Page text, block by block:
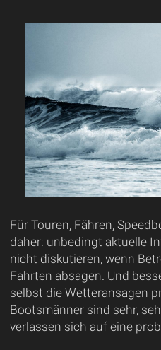
Für Touren, Fähren,
daher: unbedingt aktuelle
nicht diskutieren, wenn
Fahrten absagen. Und
selbst die Wetteransagen
Bootsmänner sind sehr,
verlassen sich auf eine